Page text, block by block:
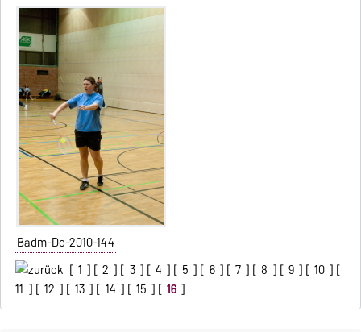
Badm-Do-2010-144
[ 1 ] [ 2 ] [ 3 ] [ 4 ] [ 5 ] [ 6 ] [ 7 ] [ 8 ] [ 9 ] [ 10 ] [
11 ] [ 12 ] [ 13 ] [ 14 ] [ 15 ] [ 16 ]